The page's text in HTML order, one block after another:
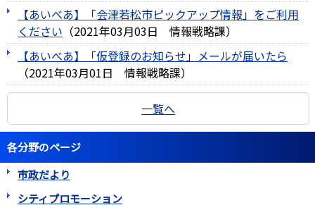
【あいべあ】「会津若松市ピックアップ情報」をご利用
ください （2021年03月03日 情報戦略課）
【あいべあ】「仮登録のお知らせ」メールが届いたら
（2021年03月01日 情報戦略課）
一覧へ
各分野のページ
市政だより
シティプロモーション